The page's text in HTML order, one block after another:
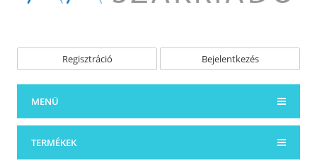
Regisztráció Bejelentkezés
MENÜ
TERMÉKEK